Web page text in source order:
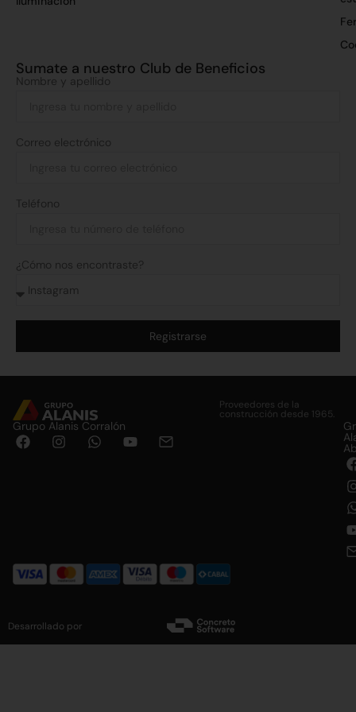
Sumate a nuestro Club de Beneficios
Nombre y apellido
Correo electrónico
Teléfono
¿Cómo nos encontraste?
Registrarse
Proveedores de la
construcción desde 1965.
Grupo Alanis Corralón
Desarrollado por